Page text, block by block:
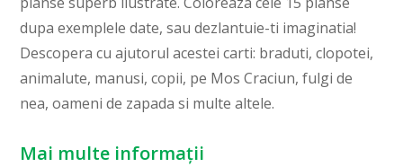
dupa exemplele date, sau dezlantuie-ti imaginatia!
Descopera cu ajutorul acestei carti: braduti, clopotei,
animalute, manusi, copii, pe Mos Craciun, fulgi de
nea, oameni de zapada si multe altele.
Mai multe informații